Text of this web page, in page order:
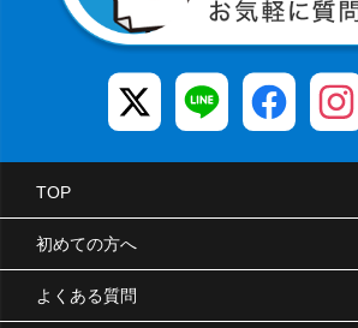
TOP
初めての方へ
よくある質問